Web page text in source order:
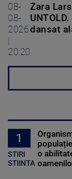
08-
08-
2026
20:20
Zara
dansat
1
STIRI
STIINTA
o